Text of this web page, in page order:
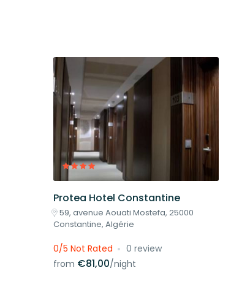
Protea Hotel Constantine
59, avenue Aouati Mostefa, 25000
Constantine, Algérie
0/5 Not Rated
0 review
from €81,00/night